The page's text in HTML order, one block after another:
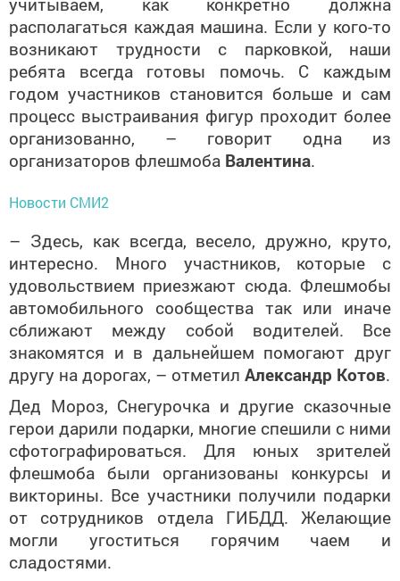
располагаться каждая машина. Если у кого-то
возникают трудности с парковкой, наши
ребята всегда готовы помочь. С каждым
годом участников становится больше и сам
процесс выстраивания фигур проходит более
организованно, – говорит одна из
организаторов флешмоба Валентина.
Новости СМИ2
– Здесь, как всегда, весело, дружно, круто,
интересно. Много участников, которые с
удовольствием приезжают сюда. Флешмобы
автомобильного сообщества так или иначе
сближают между собой водителей. Все
знакомятся и в дальнейшем помогают друг
другу на дорогах, – отметил Александр Котов.
Дед Мороз, Снегурочка и другие сказочные
герои дарили подарки, многие спешили с ними
сфотографироваться. Для юных зрителей
флешмоба были организованы конкурсы и
викторины. Все участники получили подарки
от сотрудников отдела ГИБДД. Желающие
могли угоститься горячим чаем и
сладостями.